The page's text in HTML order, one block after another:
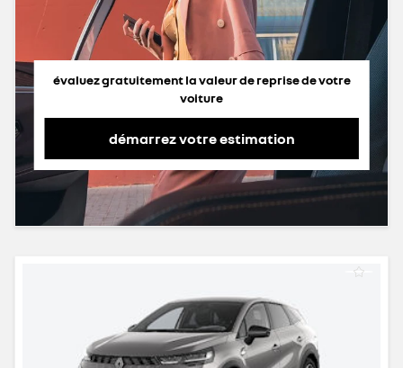
évaluez gratuitement la valeur de reprise de votre
voiture
démarrez votre estimation